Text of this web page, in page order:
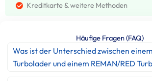
Kreditkarte & weitere Methoden
Häufige Fragen (FAQ)
Was ist der Unterschied zwischen
Turbolader und einem REMAN/RED